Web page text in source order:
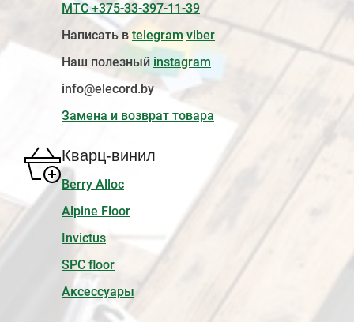
МТС +375-33-397-11-39
Написать в telegram viber
Наш полезный instagram
info@elecord.by
Замена и возврат товара
Кварц-винил
Berry Alloc
Alpine Floor
Invictus
SPC floor
Аксессуары